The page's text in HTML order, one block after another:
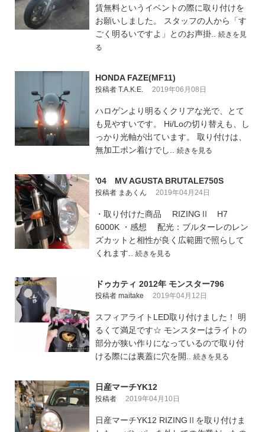
賃無料というイベントの際に取り付けを
お願いしました。 スタッフの人から「す
ごく明るいですよ」とのお声掛.. 続きを見
る
HONDA FAZE(MF11)
投稿者 T.A.K.E. 2019年06月08日
ハロゲンより明るくクリアな光で、とて
も見やすいです。 Hi/Loの切り替えも、し
っかり光軸が出ています。 取り付けは、
無加工ポン着けでし.. 続きを見る
'04 MV AGUSTA BRUTALE750S
投稿者 まあくん 2019年04月24日
・取り付けた商品 RIZINGⅡ H7
6000K ・感想 配光：ブルターレのレン
ズカットと相性が良く広範囲で照らして
くれます.. 続きを見る
ドゥカティ 2012年 モンスター796
投稿者 maitake 2019年04月12日
スフィアライトLED取り付けました！ 明
るくて満足です☆ モンスターはライトの
部分が狭い作りになっているので取り付
ける際には裏蓋に穴を開.. 続きを見る
日産マーチYK12
投稿者 2019年04月10日
日産マーチYK12 RIZINGⅡを取り付けま